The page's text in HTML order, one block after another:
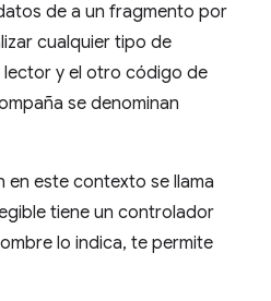
de a un fragmento por
cualquier tipo de
lector y el otro código de
se denominan
en este contexto se llama
tiene un controlador
lo indica, te permite